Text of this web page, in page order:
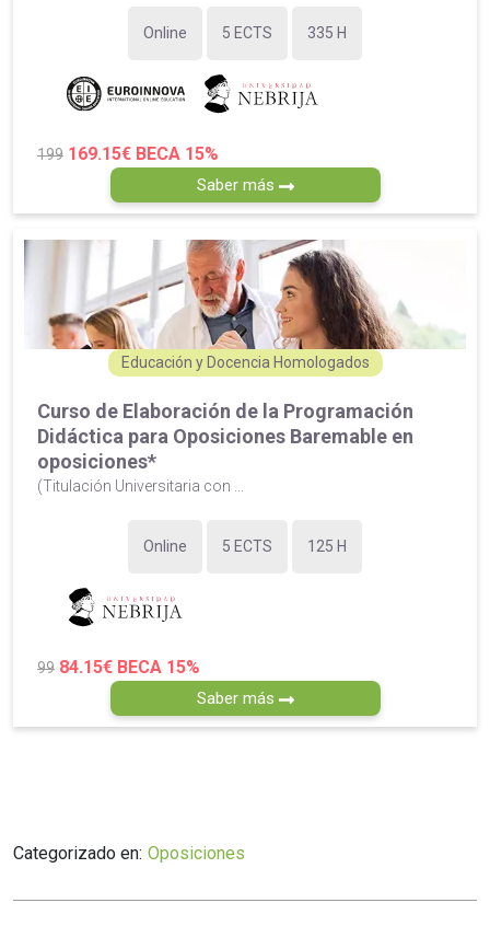
Online 5 ECTS 335 H
199 169.15€ BECA 15%
Saber más
Educación y Docencia Homologados
Curso de Elaboración de la Programación
Didáctica para Oposiciones Baremable en
oposiciones*
(Titulación Universitaria con ...
Online 5 ECTS 125 H
99 84.15€ BECA 15%
Saber más
Categorizado en: Oposiciones